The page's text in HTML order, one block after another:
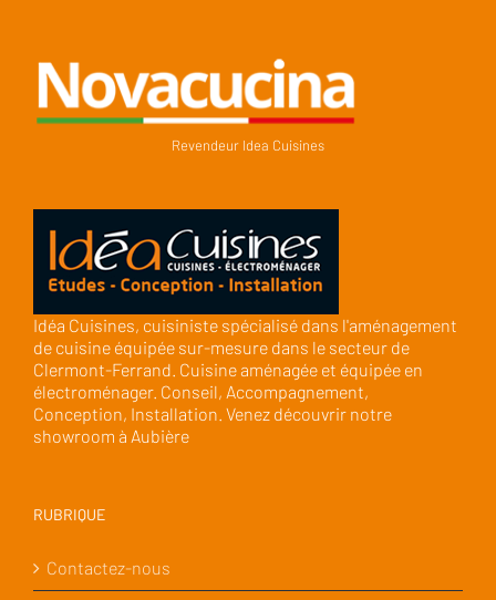
Revendeur Idea Cuisines
Idéa Cuisines, cuisiniste spécialisé dans l'aménagement
de cuisine équipée sur-mesure dans le secteur de
Clermont-Ferrand. Cuisine aménagée et équipée en
électroménager. Conseil, Accompagnement,
Conception, Installation. Venez découvrir notre
showroom à Aubière
RUBRIQUE
Contactez-nous